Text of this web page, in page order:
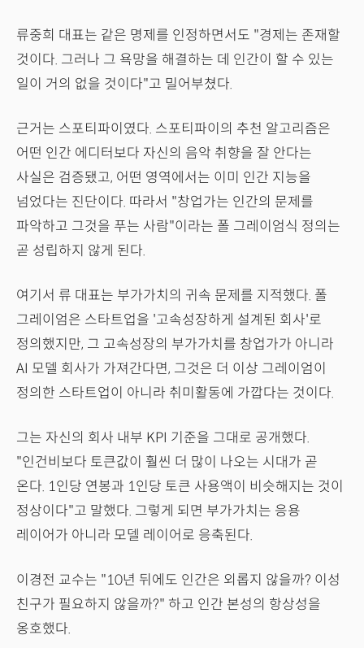
류중희 대표는 같은 명제를 인정하면서도 "경제는 존재할
것이다. 그러나 그 욕망을 해결하는 데 인간이 할 수 있는
일이 거의 없을 것이다"고 밀어부쳤다.
근거는 스포티파이였다. 스포티파이의 추천 알고리즘은
어떤 인간 에디터보다 자신의 음악 취향을 잘 안다는
사실은 검증됐고, 어떤 영역에서는 이미 인간 지능을
넘었다는 진단이다. 따라서 "창업가는 인간의 문제를
파악하고 그것을 푸는 사람"이라는 폴 그레이엄식 정의는
곧 성립하지 않게 된다.
여기서 류 대표는 부가가치의 귀속 문제를 지적했다. 폴
그레이엄은 스타트업을 '고속성장하게 설계된 회사'로
정의했지만, 그 고속성장의 부가가치를 창업가가 아니라
AI 모델 회사가 가져간다면, 그것은 더 이상 그레이엄이
정의한 스타트업이 아니라 취미활동에 가깝다는 것이다.
그는 자신의 회사 내부 KPI 기준을 그대로 공개했다.
"인건비보다 토큰값이 훨씬 더 많이 나오는 시대가 곧
온다. 1인당 연봉과 1인당 토큰 사용액이 비슷해지는 것이
정상이다"고 말했다. 그렇게 되면 부가가치는 응용
레이어가 아니라 모델 레이어로 응축된다.
이경전 교수는 "10년 뒤에도 인간은 외롭지 않을까? 이성
친구가 필요하지 않을까?" 하고 인간 본성의 항상성을
옹호했다.